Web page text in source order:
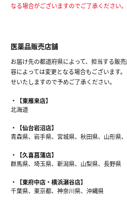
なる場合がございますのでご了承ください。
医薬品販売店舗
お届け先の都道府県によって、担当する販
容によっては変更となる場合もございます
せいたしますので予めご了承ください。
【東雁来店】
北海道
【仙台岩沼店】
青森県、岩手県、宮城県、秋田県、山形県
【久喜菖蒲店】
群馬県、埼玉県、新潟県、山梨県、長野県
【東府中店・横浜瀬谷店】
千葉県、東京都、神奈川県、沖縄県